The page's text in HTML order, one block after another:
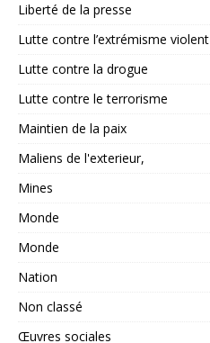
Liberté de la presse
Lutte contre l’extrémisme violent
Lutte contre la drogue
Lutte contre le terrorisme
Maintien de la paix
Maliens de l'exterieur,
Mines
Monde
Monde
Nation
Non classé
Œuvres sociales